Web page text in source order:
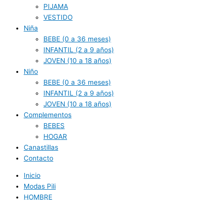
PIJAMA
VESTIDO
Niña
BEBE (0 a 36 meses)
INFANTIL (2 a 9 años)
JOVEN (10 a 18 años)
Niño
BEBE (0 a 36 meses)
INFANTIL (2 a 9 años)
JOVEN (10 a 18 años)
Complementos
BEBES
HOGAR
Canastillas
Contacto
Inicio
Modas Pili
HOMBRE